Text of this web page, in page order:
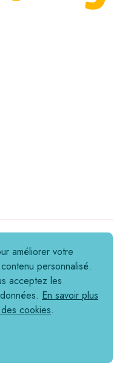
améliorer votre
personnalisé.
acceptez les
En savoir plus
cookies.